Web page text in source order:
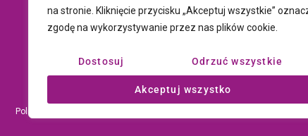
na stronie. Kliknięcie przycisku „Akceptuj wszystkie”
zgodę na wykorzystywanie przez nas plików cookie.
Dostosuj Odrzuć wszystkie
Akceptuj wszystko
Polityka prywatności i plików cookie